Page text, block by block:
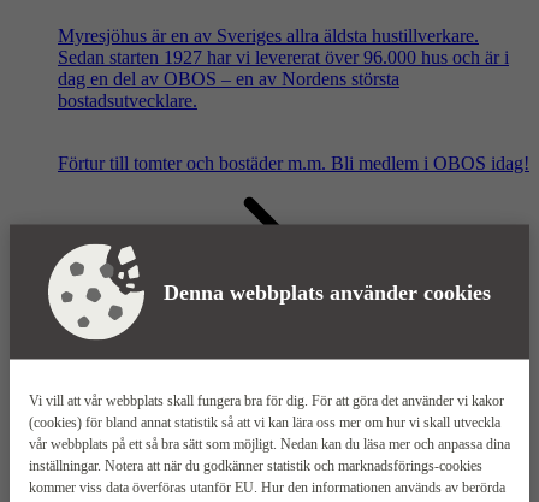
Denna webbplats använder cookies
Vi vill att vår webbplats skall fungera bra för dig. För att göra det använder vi kakor
(cookies) för bland annat statistik så att vi kan lära oss mer om hur vi skall utveckla
vår webbplats på ett så bra sätt som möjligt. Nedan kan du läsa mer och anpassa dina
inställningar. Notera att när du godkänner statistik och marknadsförings-cookies
kommer viss data överföras utanför EU. Hur den informationen används av berörda
Myresjöhus är en av Sveriges allra äldsta hustillverkare.
Sedan starten 1927 har vi levererat över 96.000 hus och är i
dag en del av OBOS – en av Nordens största
bostadsutvecklare.
Förtur till tomter och bostäder m.m. Bli medlem i OBOS idag!
Våra säljkontor